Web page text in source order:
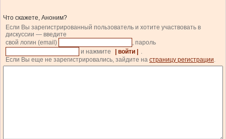
Что скажете, Аноним?
Если Вы зарегистрированный пользователь и хотите участвовать в
дискуссии — введите
свой логин (email)
, пароль
и нажмите
| войти |
.
Если Вы еще не зарегистрировались, зайдите на страницу регистрации.